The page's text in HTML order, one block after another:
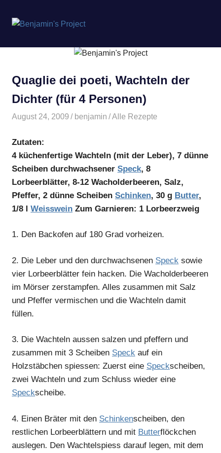
springen
Project
Quaglie dei poeti, Wachteln der
Dichter (für 4 Personen)
August 24, 2009 benjamin Alle Rezepte
Zutaten:
4 küchenfertige Wachteln (mit der Leber), 7 dünne
Scheiben durchwachsener Speck, 8
Lorbeerblätter, 8-12 Wacholderbeeren, Salz,
Pfeffer, 2 dünne Scheiben Schinken, 30 g Butter,
1/8 l Weisswein Zum Garnieren: 1 Lorbeerzweig
1. Den Backofen auf 180 Grad vorheizen.
2. Die Leber und den durchwachsenen Speck sowie
vier Lorbeerblätter fein hacken. Die Wacholderbeeren
im Mörser zerstampfen. Alles zusammen mit Salz
und Pfeffer vermischen und die Wachteln damit
füllen.
3. Die Wachteln aussen salzen und pfeffern und
zusammen mit 3 Scheiben Speck auf ein
Holzstäbchen spiessen: Zuerst eine Speckscheiben,
zwei Wachteln und zum Schluss wieder eine
Speckscheibe.
4. Einen Bräter mit den Schinkenscheiben, den
restlichen Lorbeerblättern und mit Butterflöckchen
auslegen. Den Wachtelspiess darauf legen, mit dem